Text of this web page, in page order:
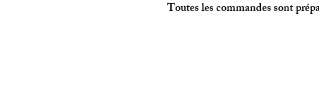
Toutes les commandes sont